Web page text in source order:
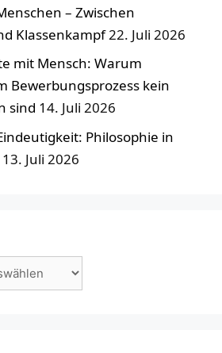
– Zwischen
Klassenkampf 22. Juli 2026
mit Mensch: Warum
Bewerbungsprozess kein
sind 14. Juli 2026
Philosophie in
13. Juli 2026